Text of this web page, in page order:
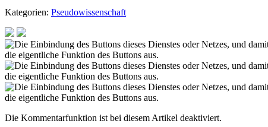
Kategorien: Pseudowissenschaft
Die Kommentarfunktion ist bei diesem Artikel deaktiviert.